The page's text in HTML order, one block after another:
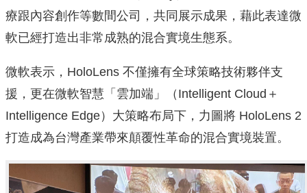
療跟內容創作等數間公司，共同展示成果，藉此表達微
軟已經打造出非常成熟的混合實境生態系。
微軟表示，HoloLens 不僅擁有全球策略技術夥伴支
援，更在微軟智慧「雲加端」（Intelligent Cloud＋
Intelligence Edge）大策略布局下，力圖將 HoloLens 2
打造成為台灣產業帶來顛覆性革命的混合實境裝置。